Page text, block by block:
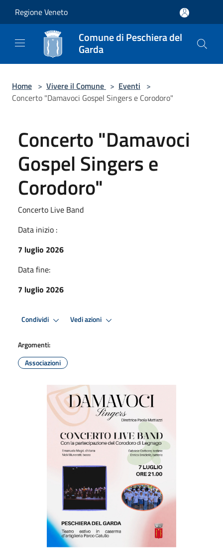
Regione Veneto
Comune di Peschiera del
Garda
Home > Vivere il Comune > Eventi >
Concerto "Damavoci Gospel Singers e Corodoro"
Concerto "Damavoci
Gospel Singers e
Corodoro"
Concerto Live Band
Data inizio :
7 luglio 2026
Data fine:
7 luglio 2026
Condividi Vedi azioni
Argomenti:
Associazioni